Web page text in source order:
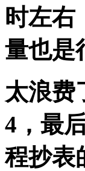
时左右
量也是
太浪费
4，最
程抄表